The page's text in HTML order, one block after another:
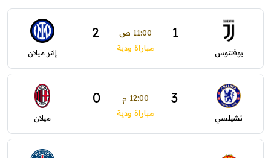
يوفنتوس
1 11:00 ص 2
مباراة ودية إنتر ميلان
تشيلسي
3 12:00 م 0
مباراة ودية ميلان